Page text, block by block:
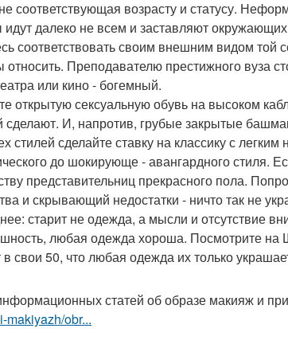
соответствующая возрасту и статусу.
идут далеко не всем и заставляют
соответствовать своим внешним видом той
относить. Преподавателю престижного вуза
или кино - богемный.
открытую сексуальную обувь на высоком
сделают. И, напротив, грубые закрытые
стилей сделайте ставку на классику с
до шокирующе - авангардного стиля.
представительниц прекрасного пола.
и скрывающий недостатки - ничто так не
старит не одежда, а мысли и отсутствие
любая одежда хороша. Посмотрите
в свои 50, что любая одежда их только
статей об образе макияж и
makiyazh/obr...